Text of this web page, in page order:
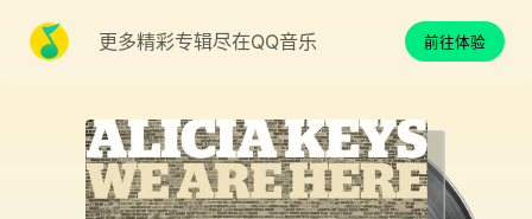
更多精彩专辑尽在QQ音乐 前往体验